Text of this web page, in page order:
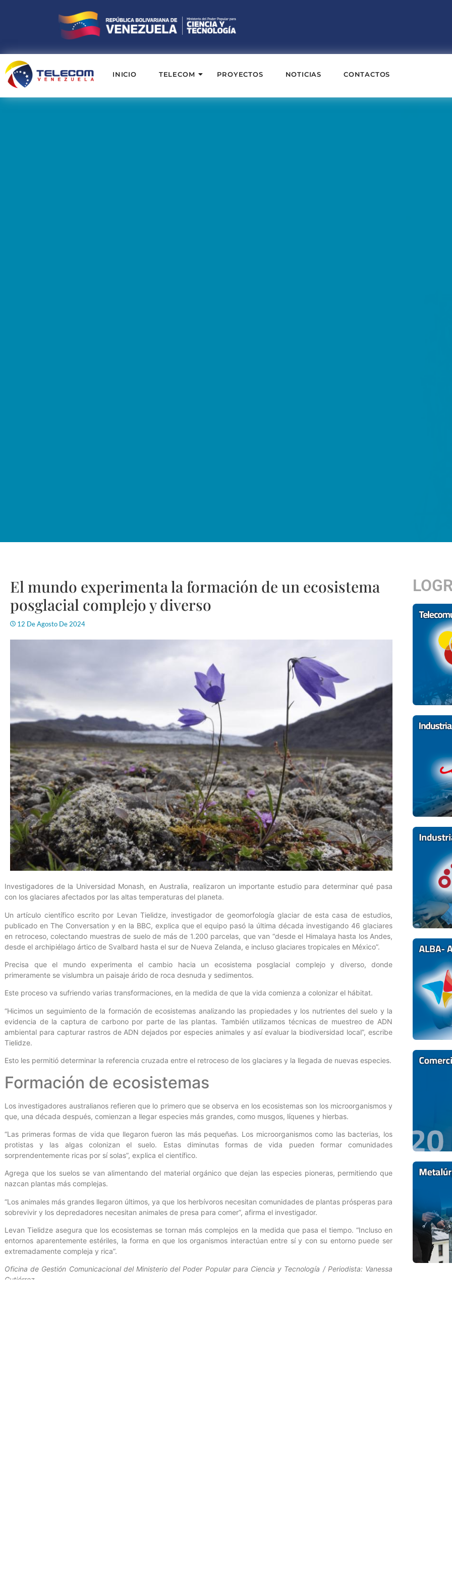
INICIO TELECOM PROYECTOS NOTICIAS CONTACTOS
El mundo experimenta la formación de un ecosistema
posglacial complejo y diverso
12 De Agosto De 2024
Investigadores de la Universidad Monash, en Australia, realizaron un importante estudio para determinar qué pasa
con los glaciares afectados por las altas temperaturas del planeta.
Un artículo científico escrito por Levan Tielidze, investigador de geomorfología glaciar de esta casa de estudios,
publicado en The Conversation y en la BBC, explica que el equipo pasó la última década investigando 46 glaciares
en retroceso, colectando muestras de suelo de más de 1.200 parcelas, que van “desde el Himalaya hasta los Andes,
desde el archipiélago ártico de Svalbard hasta el sur de Nueva Zelanda, e incluso glaciares tropicales en México”.
Precisa que el mundo experimenta el cambio hacia un ecosistema posglacial complejo y diverso, donde
primeramente se vislumbra un paisaje árido de roca desnuda y sedimentos.
Este proceso va sufriendo varias transformaciones, en la medida de que la vida comienza a colonizar el hábitat.
“Hicimos un seguimiento de la formación de ecosistemas analizando las propiedades y los nutrientes del suelo y la
evidencia de la captura de carbono por parte de las plantas. También utilizamos técnicas de muestreo de ADN
ambiental para capturar rastros de ADN dejados por especies animales y así evaluar la biodiversidad local”, escribe
Tielidze.
Esto les permitió determinar la referencia cruzada entre el retroceso de los glaciares y la llegada de nuevas especies.
Formación de ecosistemas
Los investigadores australianos refieren que lo primero que se observa en los ecosistemas son los microorganismos y
que, una década después, comienzan a llegar especies más grandes, como musgos, líquenes y hierbas.
“Las primeras formas de vida que llegaron fueron las más pequeñas. Los microorganismos como las bacterias, los
protistas y las algas colonizan el suelo. Estas diminutas formas de vida pueden formar comunidades
sorprendentemente ricas por sí solas”, explica el científico.
Agrega que los suelos se van alimentando del material orgánico que dejan las especies pioneras, permitiendo que
nazcan plantas más complejas.
“Los animales más grandes llegaron últimos, ya que los herbívoros necesitan comunidades de plantas prósperas para
sobrevivir y los depredadores necesitan animales de presa para comer”, afirma el investigador.
Levan Tielidze asegura que los ecosistemas se tornan más complejos en la medida que pasa el tiempo. “Incluso en
entornos aparentemente estériles, la forma en que los organismos interactúan entre sí y con su entorno puede ser
extremadamente compleja y rica”.
Oficina de Gestión Comunicacional del Ministerio del Poder Popular para Ciencia y Tecnología / Periodista: Vanessa
Gutiérrez.